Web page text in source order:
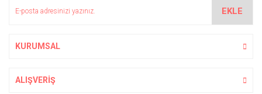
EKLE
KURUMSAL
ALIŞVERİŞ